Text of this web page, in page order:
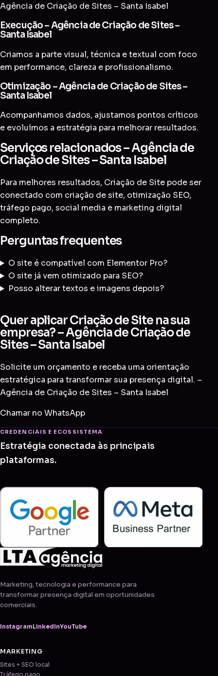
Agência de Criação de Sites – Santa Isabel
Execução – Agência de Criação de Sites –
Santa Isabel
Criamos a parte visual, técnica e textual com foco
em performance, clareza e profissionalismo.
Otimização – Agência de Criação de Sites –
Santa Isabel
Acompanhamos dados, ajustamos pontos críticos
e evoluímos a estratégia para melhorar resultados.
Serviços relacionados – Agência de
Criação de Sites – Santa Isabel
Para melhores resultados, Criação de Site pode ser
conectado com criação de site, otimização SEO,
tráfego pago, social media e marketing digital
completo.
Perguntas frequentes
O site é compatível com Elementor Pro?
O site já vem otimizado para SEO?
Posso alterar textos e imagens depois?
Quer aplicar Criação de Site na sua
empresa? – Agência de Criação de
Sites – Santa Isabel
Solicite um orçamento e receba uma orientação
estratégica para transformar sua presença digital. –
Agência de Criação de Sites – Santa Isabel
Chamar no WhatsApp
CREDENCIAIS E ECOSSISTEMA
Estratégia conectada às principais
plataformas.
Marketing, tecnologia e performance para
transformar presença digital em oportunidades
comerciais.
Instagram LinkedInYouTube
MARKETING
Sites + SEO local